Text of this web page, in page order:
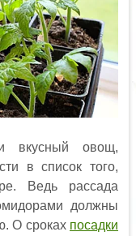
вкусный овощ,
в список того,
Ведь рассада
должны
О сроках посадки